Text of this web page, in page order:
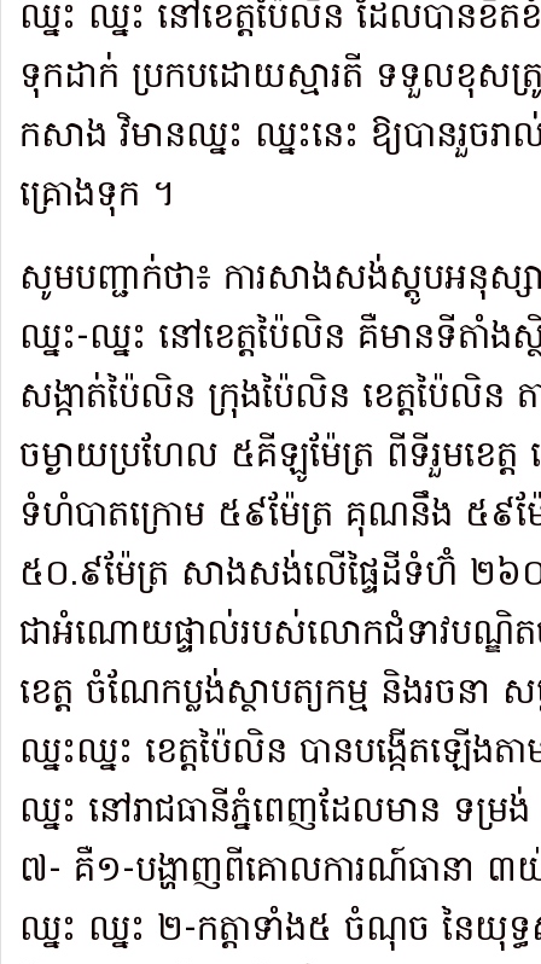
ឈ្នះ ឈ្នះ នៅខេត្តប៉ៃលិន ដែលបានខិត
ទុកដាក់ ប្រកបដោយស្មារតី ទទួលខុសត្រូ
កសាង វិមានឈ្នះ ឈ្នះនេះ ឱ្យបានរួចរាល់
គ្រោងទុក ។
សូមបញ្ជាក់ថា៖ ការសាងសង់ស្តូបអនុស្
ឈ្នះ-ឈ្នះ នៅខេត្តប៉ៃលិន គឺមានទីតាំងស្
សង្កាត់ប៉ៃលិន ក្រុងប៉ៃលិន ខេត្តប៉ៃលិន តា
ចម្ងាយប្រហែល ៥គីឡូម៉ែត្រ ពីទីរួមខេត្
ទំហំបាតក្រោម ៥៩ម៉ែត្រ គុណនឹង ៥៩ម៉
៥០.៩ម៉ែត្រ សាងសង់លើផ្ទៃដីទំហ៊ំ ២៦០
ជាអំណោយផ្ទាល់របស់លោកជំទាវបណ្ឌិ
ខេត្ត ចំណែកប្លង់ស្ថាបត្យកម្ម និងរចនា
ឈ្នះឈ្នះ ខេត្តប៉ៃលិន បានបង្កើតឡើងត
ឈ្នះ នៅរាជធានីភ្នំពេញដែលមាន ទ
៧- គឺ១-បង្ហាញពីគោលការណ៍ធានា ៣
ឈ្នះ ឈ្នះ ២-កត្តាទាំង៥ ចំណុច នៃយុទ្ធ